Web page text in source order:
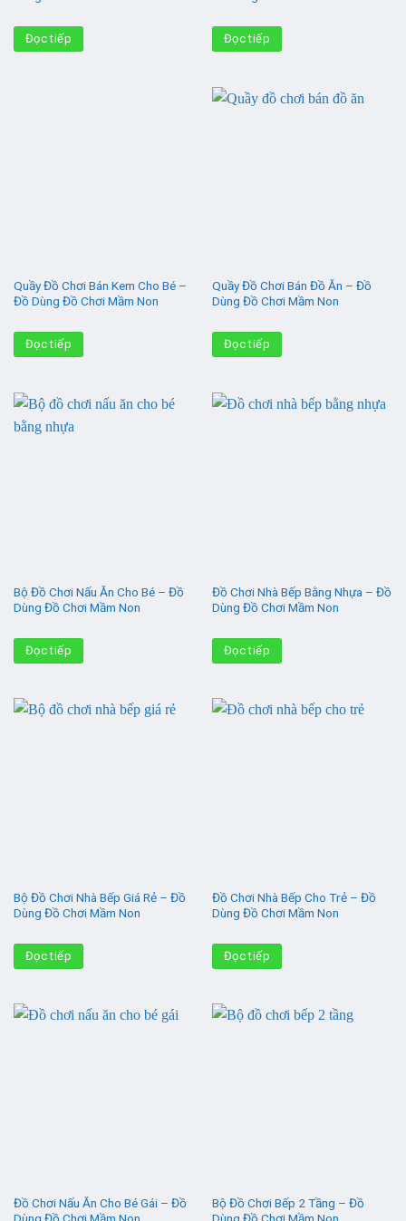
Đọc tiếp Đọc tiếp
Quầy Đồ Chơi Bán Kem Cho Bé –
Đồ Dùng Đồ Chơi Mầm Non
Đọc tiếp
Quầy Đồ Chơi Bán Đồ Ăn – Đồ
Dùng Đồ Chơi Mầm Non
Đọc tiếp
Bộ Đồ Chơi Nấu Ăn Cho Bé – Đồ
Dùng Đồ Chơi Mầm Non
Đọc tiếp
Đồ Chơi Nhà Bếp Bằng Nhựa – Đồ
Dùng Đồ Chơi Mầm Non
Đọc tiếp
Bộ Đồ Chơi Nhà Bếp Giá Rẻ – Đồ
Dùng Đồ Chơi Mầm Non
Đọc tiếp
Đồ Chơi Nhà Bếp Cho Trẻ – Đồ
Dùng Đồ Chơi Mầm Non
Đọc tiếp
Đồ Chơi Nấu Ăn Cho Bé Gái – Đồ
Bộ Đồ Chơi Bếp 2 Tầng – Đồ